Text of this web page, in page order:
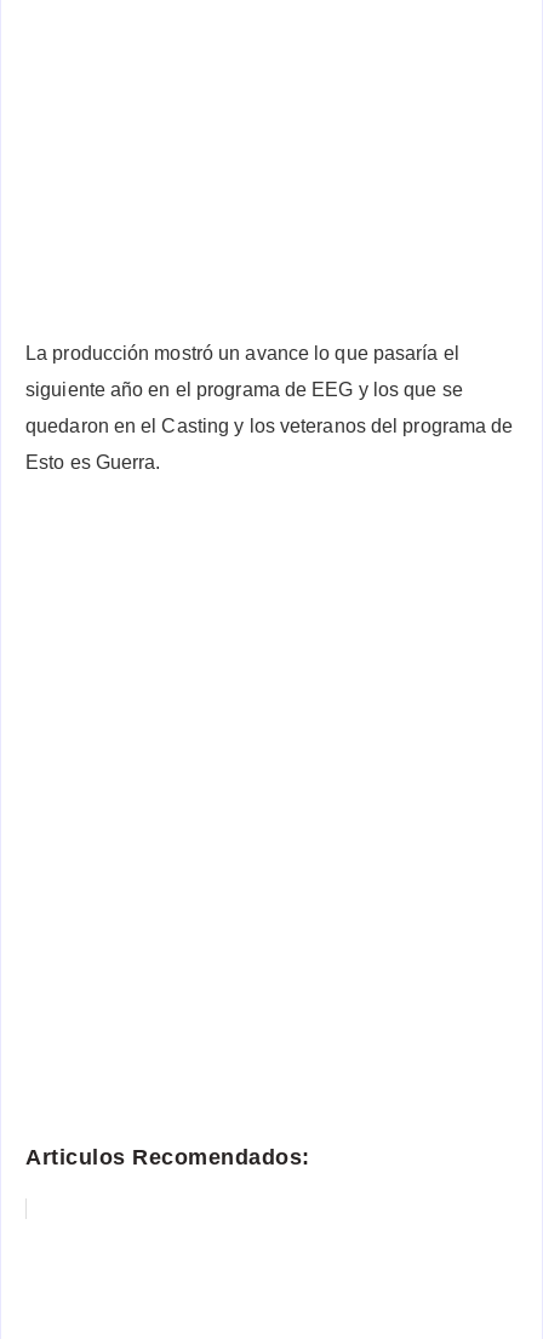
La producción mostró un avance lo que pasaría el
siguiente año en el programa de EEG y los que se
quedaron en el Casting y los veteranos del programa de
Esto es Guerra.
Articulos Recomendados: